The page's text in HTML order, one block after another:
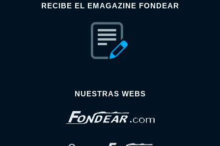
RECIBE EL EMAGAZINE FONDEAR
NUESTRAS WEBS